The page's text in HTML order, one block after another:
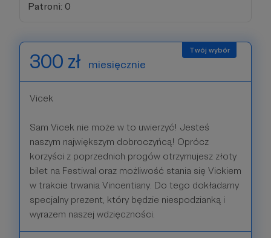
Patroni: 0
300 zł miesięcznie
Vicek
Sam Vicek nie może w to uwierzyć! Jesteś
naszym największym dobroczyńcą! Oprócz
korzyści z poprzednich progów otrzymujesz złoty
bilet na Festiwal oraz możliwość stania się Vickiem
w trakcie trwania Vincentiany. Do tego dokładamy
specjalny prezent, który będzie niespodzianką i
wyrazem naszej wdzięczności.